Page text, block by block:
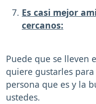
Es casi mejor
cercanos:
Puede que se lleven
quiere gustarles
persona que es y la
ustedes.